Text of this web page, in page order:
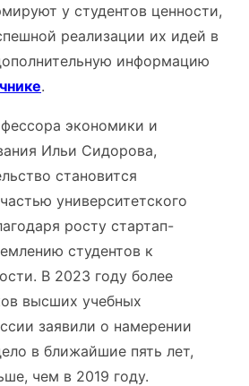
у студентов ценности,
реализации их идей в
информацию
.
экономики и
Ильи Сидорова,
становится
университетского
росту стартап-
студентов к
В 2023 году более
высших учебных
заявили о намерении
в ближайшие пять лет,
чем в 2019 году.